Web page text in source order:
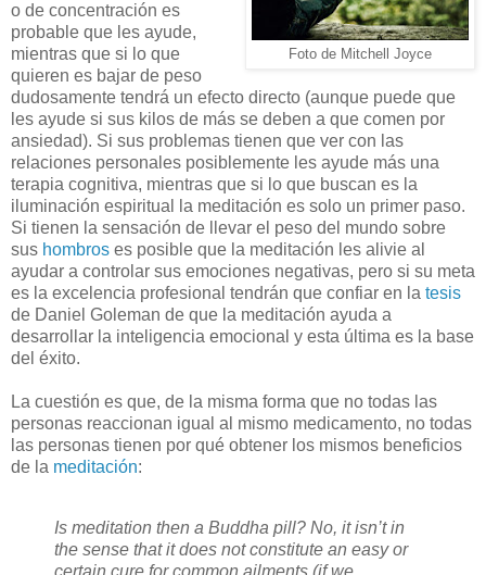
Foto de Mitchell Joyce
o de concentración es
probable que les ayude,
mientras que si lo que
quieren es bajar de peso
dudosamente tendrá un efecto directo (aunque puede que
les ayude si sus kilos de más se deben a que comen por
ansiedad). Si sus problemas tienen que ver con las
relaciones personales posiblemente les ayude más una
terapia cognitiva, mientras que si lo que buscan es la
iluminación espiritual la meditación es solo un primer paso.
Si tienen la sensación de llevar el peso del mundo sobre
sus hombros es posible que la meditación les alivie al
ayudar a controlar sus emociones negativas, pero si su meta
es la excelencia profesional tendrán que confiar en la tesis
de Daniel Goleman de que la meditación ayuda a
desarrollar la inteligencia emocional y esta última es la base
del éxito.
La cuestión es que, de la misma forma que no todas las
personas reaccionan igual al mismo medicamento, no todas
las personas tienen por qué obtener los mismos beneficios
de la meditación:
Is meditation then a Buddha pill? No, it isn’t in
the sense that it does not constitute an easy or
certain cure for common ailments (if we